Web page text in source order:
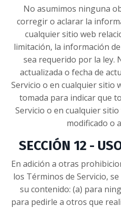
No asumimos ninguna
corregir o aclarar la
cualquier sitio web
limitación, la información
sea requerido por la ley.
actualizada o fecha de
Servicio o en cualquier sitio
tomada para indicar que
Servicio o en cualquier
modificado o
SECCIÓN 12 -
En adición a otras
los Términos de Servicio,
su contenido: (a) para
para pedirle a otros que